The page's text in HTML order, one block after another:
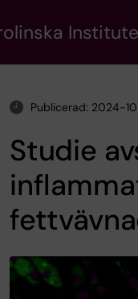
Publicerad: 2024-
Studie